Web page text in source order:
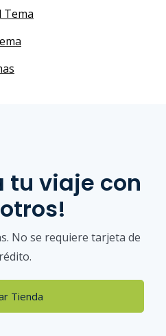
Tema
tu viaje con
No se requiere tarjeta de
Tienda